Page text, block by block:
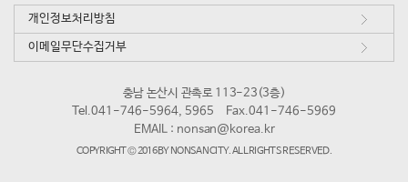
개인정보처리방침
이메일무단수집거부
충남 논산시 관촉로 113-23(3층)
Tel.041-746-5964, 5965
Fax.041-746-5969
EMAIL : nonsan@korea.kr
COPYRIGHT © 2016 BY NONSAN CITY. ALL RIGHTS RESERVED.